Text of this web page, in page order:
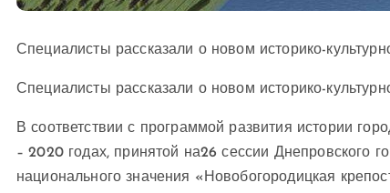
Специалисты рассказали о новом историко-
Специалисты рассказали о новом историко-
В соответствии с программой развития истории
– 2020 годах, принятой на26 сессии Днепровского
национального значения «Новобогородицкая